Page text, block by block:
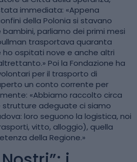
immediata: «Appena
della Polonia si stavano
parliamo dei primi mesi
trasportava quaranta
ho ospitati nove e anche altri
Poi la Fondazione ha
per il trasporto di
un conto corrente per
«Abbiamo raccolto circa
strutture adeguate ci siamo
loro seguono la logistica, noi
vitto, alloggio), quella
della Regione.»